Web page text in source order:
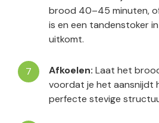
brood 40–45 minuten,
is en een tandenstoker
uitkomt.
Afkoelen: Laat het
voordat je het aansnijdt
perfecte stevige